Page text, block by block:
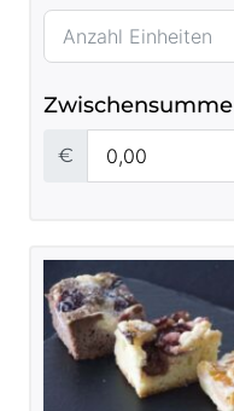
Zwischensumme
€